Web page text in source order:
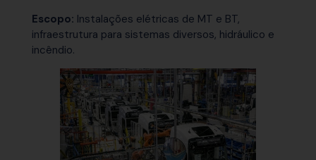
Escopo: Instalações elétricas de MT e BT,
infraestrutura para sistemas diversos, hidráulico e
incêndio.